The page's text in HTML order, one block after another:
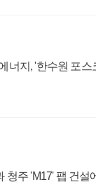
너지, '한수원 포스
청주 'M17' 팹 건설